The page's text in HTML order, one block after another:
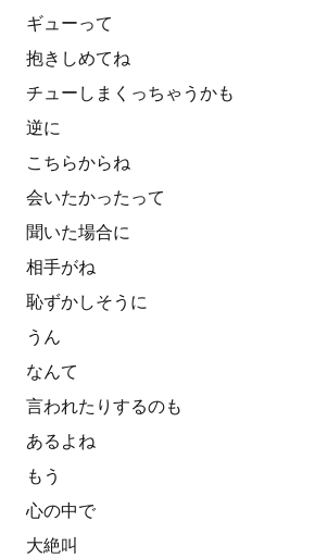
ギューって
抱きしめてね
チューしまくっちゃうかも
逆に
こちらからね
会いたかったって
聞いた場合に
相手がね
恥ずかしそうに
うん
なんて
言われたりするのも
あるよね
もう
心の中で
大絶叫